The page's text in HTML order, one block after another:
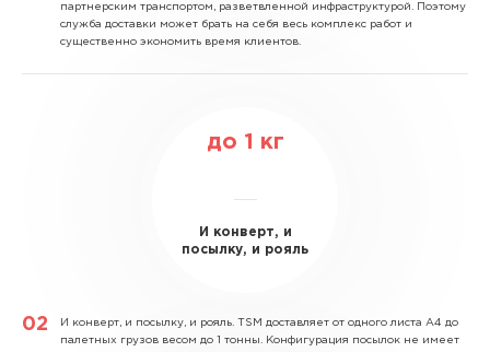
партнерским транспортом, разветвленной инфраструктурой. Поэтому
служба доставки может брать на себя весь комплекс работ и
существенно экономить время клиентов.
до 1 кг
И конверт, и
посылку, и рояль
И конверт, и посылку, и рояль. TSM доставляет от одного листа А4 до
палетных грузов весом до 1 тонны. Конфигурация посылок не имеет